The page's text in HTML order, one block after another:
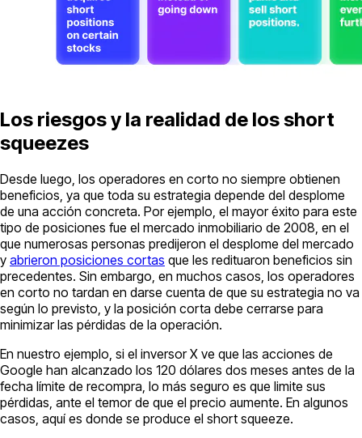
Los riesgos y la realidad de los short
squeezes
Desde luego, los operadores en corto no siempre obtienen
beneficios, ya que toda su estrategia depende del desplome
de una acción concreta. Por ejemplo, el mayor éxito para este
tipo de posiciones fue el mercado inmobiliario de 2008, en el
que numerosas personas predijeron el desplome del mercado
y abrieron posiciones cortas que les redituaron beneficios sin
precedentes. Sin embargo, en muchos casos, los operadores
en corto no tardan en darse cuenta de que su estrategia no va
según lo previsto, y la posición corta debe cerrarse para
minimizar las pérdidas de la operación.
En nuestro ejemplo, si el inversor X ve que las acciones de
Google han alcanzado los 120 dólares dos meses antes de la
fecha límite de recompra, lo más seguro es que limite sus
pérdidas, ante el temor de que el precio aumente. En algunos
casos, aquí es donde se produce el short squeeze.